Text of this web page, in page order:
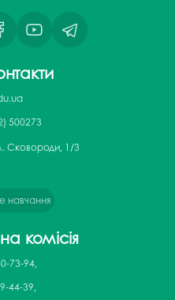
500273
Сковороди, 1/3
навчання
комісія
73-94,
44-39,